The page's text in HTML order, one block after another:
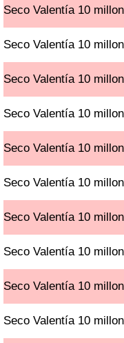
Seco Valentía 10
Seco Valentía 10
Seco Valentía 10
Seco Valentía 10
Seco Valentía 10
Seco Valentía 10
Seco Valentía 10
Seco Valentía 10
Seco Valentía 10
Seco Valentía 10